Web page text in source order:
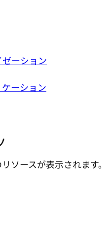
ーション
ーション
ソースが表示されます。